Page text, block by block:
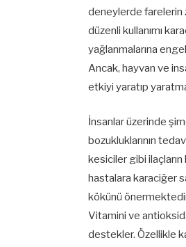
deneylerde farelerin
düzenli kullanımı
yağlanmalarına
Ancak, hayvan ve
etkiyi yaratıp
İnsanlar üzerinde
bozukluklarının
kesiciler gibi
hastalara karaciğer
kökünü
Vitamini ve
destekler. Özellikle